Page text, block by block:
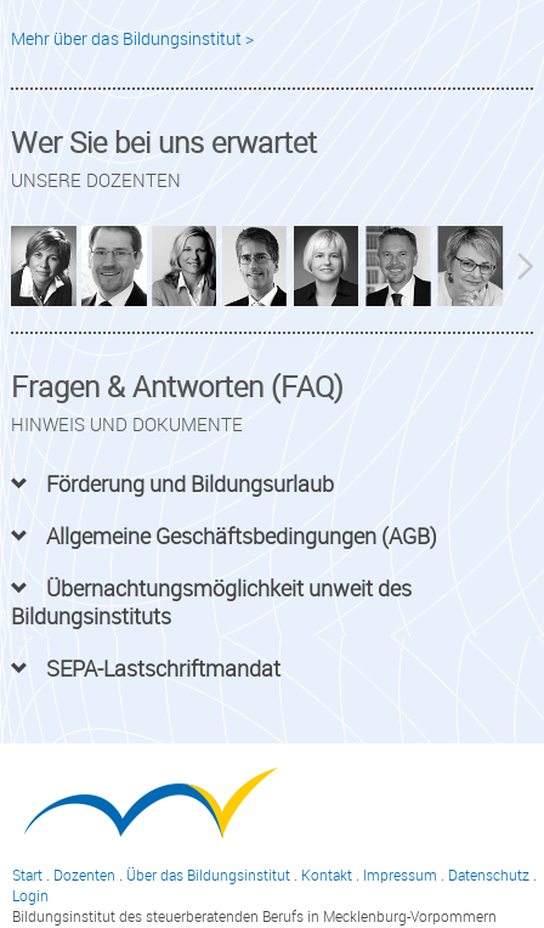
Mehr über das Bildungsinstitut >
Wer Sie bei uns erwartet
UNSERE DOZENTEN
Fragen & Antworten (FAQ)
HINWEIS UND DOKUMENTE
Förderung und Bildungsurlaub
Allgemeine Geschäftsbedingungen (AGB)
Übernachtungsmöglichkeit unweit des
Bildungsinstituts
SEPA-Lastschriftmandat
Start Dozenten Über das Bildungsinstitut Kontakt Impressum Datenschutz
Login
Bildungsinstitut des steuerberatenden Berufs in Mecklenburg-Vorpommern